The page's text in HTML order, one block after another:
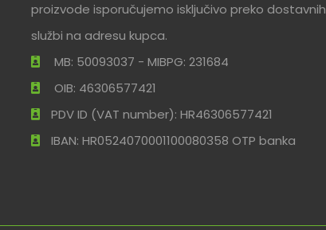
proizvode isporučujemo isključivo preko dostavnih
službi na adresu kupca.
MB: 50093037 - MIBPG: 231684
OIB: 46306577421
PDV ID (VAT number): HR46306577421
IBAN: HR0524070001100080358 OTP banka